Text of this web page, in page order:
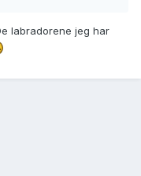
labradorene jeg har